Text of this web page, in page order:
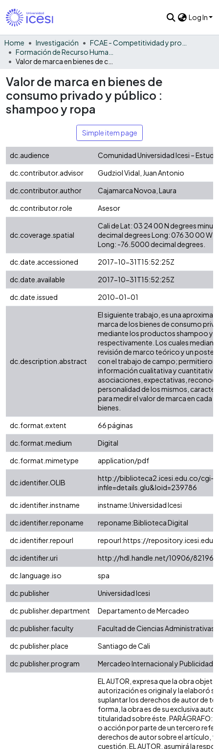
Log In
Home Investigación
Valor de marca en bienes de
consumo privado y público :
shampoo y ropa
Simple item page
dc.audience
Comunidad Universidad Icesi –
dc.contributor.advisor
Gudziol Vidal, Juan Antonio
dc.contributor.author
Cajamarca Novoa, Laura
dc.contributor.role
Asesor
dc.coverage.spatial
Cali de Lat: 03 24 00 N degrees
decimal degrees Long: 076 30 00 W
Long: -76.5000 decimal degrees.
dc.date.accessioned
2017-10-31T15:52:25Z
dc.date.available
2017-10-31T15:52:25Z
dc.date.issued
2010-01-01
dc.description.abstract
El siguiente trabajo, es una
marca de los bienes de consumo
mediante los productos shampoo y
respectivamente. Los cuales
revisión de marco teórico y un
con el trabajo de campo;
información cualitativa y cuantitativa
asociaciones, expectativas,
personalidad de los mismos,
para medir el valor de marca en cada
bienes.
dc.format.extent
66 páginas
dc.format.medium
Digital
dc.format.mimetype
application/pdf
dc.identifier.OLIB
http://biblioteca2.icesi.edu.co/cgi-
infile=details.glu&loid=239786
dc.identifier.instname
instname:Universidad Icesi
dc.identifier.reponame
reponame:Biblioteca Digital
dc.identifier.repourl
repourl:https://
dc.identifier.uri
http://hdl.handle.net/10906/82196
dc.language.iso
spa
dc.publisher
Universidad Icesi
dc.publisher.department
Departamento de Mercadeo
dc.publisher.faculty
Facultad de Ciencias Administrativas
dc.publisher.place
Santiago de Cali
dc.publisher.program
Mercadeo Internacional y Publicidad
EL AUTOR, expresa que la obra
autorización es original y la elaboró
suplantar los derechos de autor de
forma, la obra es de su exclusiva
titularidad sobre éste. PARÁGRAFO:
o acción por parte de un tercero
derechos de autor sobre el artículo,
cuestión, EL AUTOR, asumirá la